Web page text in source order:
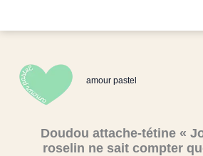
contenu
amour pastel
Doudou attache-tétine «
roselin ne sait compter